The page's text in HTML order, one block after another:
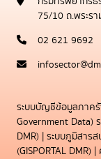
75/10 ถ.พระร
02 621 9692
ระบบบัญชีข้อมูลภาค
Government Data)
DMR) | ระบบภูมิสาร
(GISPORTAL DMR) |